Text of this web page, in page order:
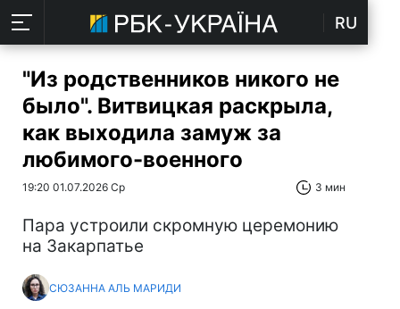
RU
"Из родственников никого не
было". Витвицкая раскрыла,
как выходила замуж за
любимого-военного
19:20 01.07.2026 Ср 3 мин
Пара устроили скромную церемонию
на Закарпатье
СЮЗАННА АЛЬ МАРИДИ